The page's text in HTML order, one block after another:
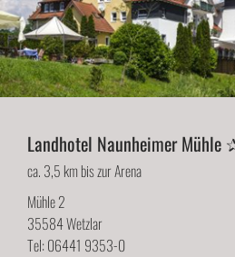
Landhotel Naunheimer
ca. 3,5 km bis zur Arena
Mühle 2
35584 Wetzlar
Tel: 06441 9353-0